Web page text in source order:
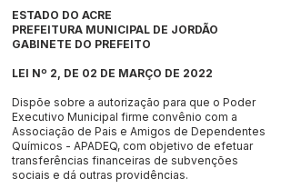
ESTADO DO ACRE
PREFEITURA MUNICIPAL DE JORDÃO
GABINETE DO PREFEITO
LEI Nº 2, DE 02 DE MARÇO DE 2022
Dispõe sobre a autorização para que o Poder
Executivo Municipal firme convênio com a
Associação de Pais e Amigos de Dependentes
Químicos - APADEQ, com objetivo de efetuar
transferências financeiras de subvenções
sociais e dá outras providências.